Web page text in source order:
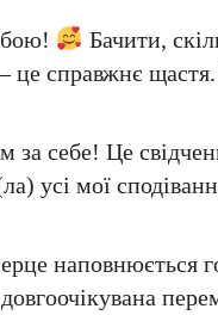
Бачити,
це справжнє
за себе! Це
усі мої
наповнюється